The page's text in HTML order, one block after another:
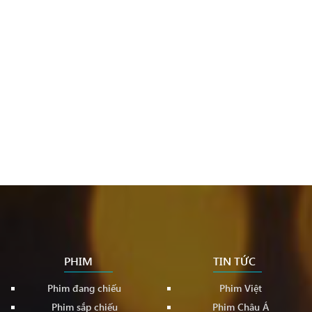
PHIM
Phim đang chiếu
Phim sắp chiếu
TIN TỨC
Phim Việt
Phim Châu Á